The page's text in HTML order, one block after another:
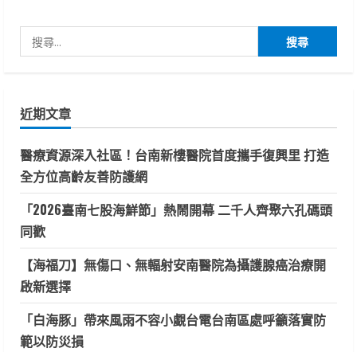
尋
字:
近期文章
醫療資源深入社區！台南新樓醫院首度攜手復興里 打造
全方位高齡友善防護網
「2026臺南七股海鮮節」熱鬧開幕 二千人齊聚六孔碼頭
同歡
【海福刀】無傷口、無輻射安南醫院為攝護腺癌治療開
啟新選擇
「白海豚」帶來風雨不容小覷台電台南區處呼籲落實防
範以防災損